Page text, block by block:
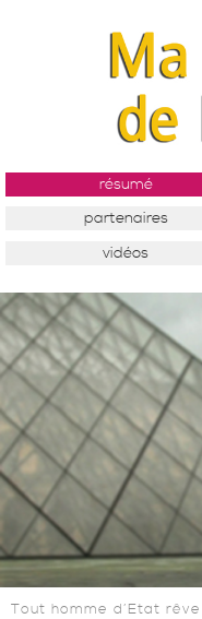
résumé
partenaires
vidéos
Tout homme d’Etat